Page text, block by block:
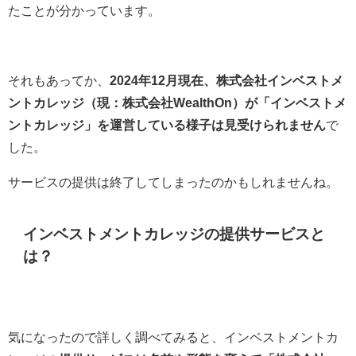
たことが分かっています。
それもあってか、 2024年12月現在、株式会社インベストメ
ントカレッジ（現：株式会社WealthOn）が「インベストメ
ントカレッジ」を運営している様子は見受けられませんで
した。
サービスの提供は終了してしまったのかもしれませんね。
インベストメントカレッジの提供サービスと
は？
気になったので詳しく調べてみると、インベストメントカ